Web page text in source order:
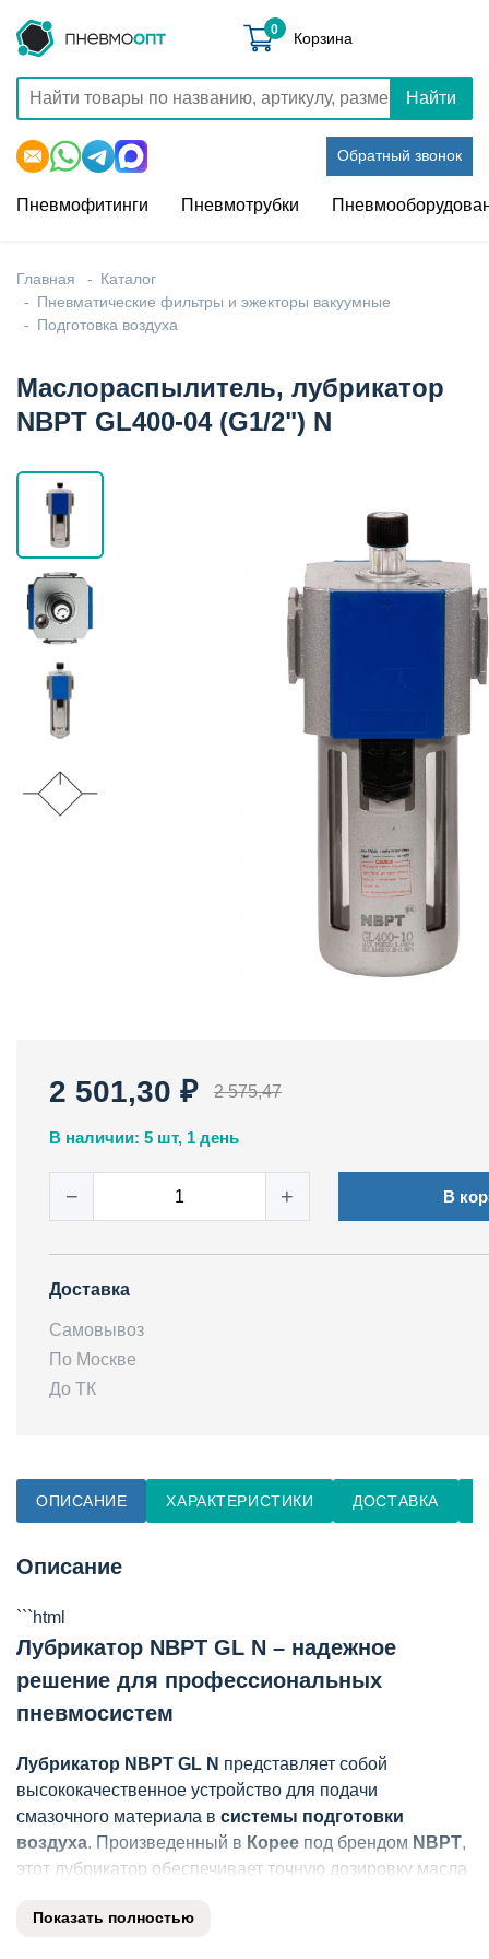
Найти
Обратный звонок
0 Корзина
Пневмофитинги Пневмотрубки
Главная
Каталог
Пневматические фильтры и эжекторы вакуумные
Подготовка воздуха
Маслораспылитель, лубрикатор
NBPT GL400-04 (G1/2") N
2 501,30 ₽ 2 575,47
В наличии: 5 шт, 1 день
− + В
Доставка
Самовывоз
По Москве
До ТК
ОПИСАНИЕ ХАРАКТЕРИСТИКИ ДОСТАВКА
Описание
```html
Лубрикатор NBPT GL N – надежное
решение для профессиональных
пневмосистем
Лубрикатор NBPT GL N представляет собой
высококачественное устройство для подачи
смазочного материала в системы подготовки
воздуха. Произведенный в Корее под брендом NBPT,
этот лубрикатор обеспечивает точную дозировку масла
срок службы оборудования.
Показать полностью